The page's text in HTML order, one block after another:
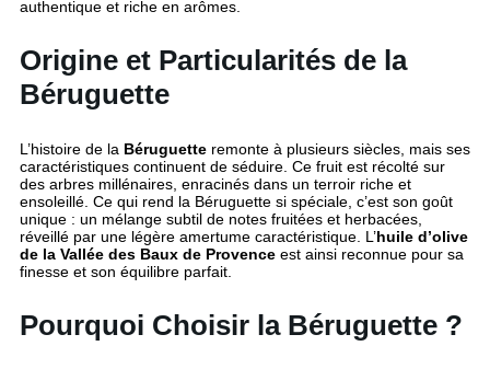
authentique et riche en arômes.
Origine et Particularités de la
Béruguette
L’histoire de la Béruguette remonte à plusieurs siècles, mais ses
caractéristiques continuent de séduire. Ce fruit est récolté sur
des arbres millénaires, enracinés dans un terroir riche et
ensoleillé. Ce qui rend la Béruguette si spéciale, c’est son goût
unique : un mélange subtil de notes fruitées et herbacées,
réveillé par une légère amertume caractéristique. L’huile d’olive
de la Vallée des Baux de Provence est ainsi reconnue pour sa
finesse et son équilibre parfait.
Pourquoi Choisir la Béruguette ?